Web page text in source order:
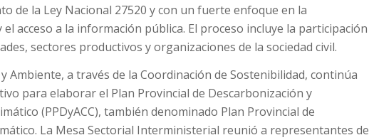
de la Ley Nacional 27520 y con un fuerte enfoque en la
acceso a la información pública. El proceso incluye la participación
sectores productivos y organizaciones de la sociedad civil.
Ambiente, a través de la Coordinación de Sostenibilidad, continúa
para elaborar el Plan Provincial de Descarbonización y
(PPDyACC), también denominado Plan Provincial de
La Mesa Sectorial Interministerial reunió a representantes de